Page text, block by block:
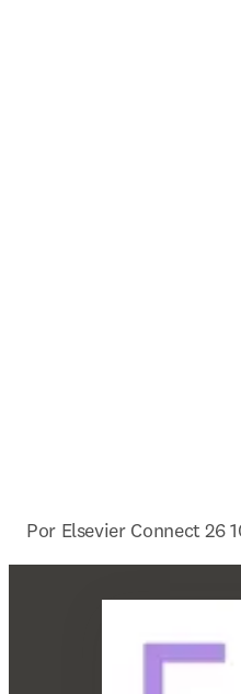
Por Elsevier Connect 26